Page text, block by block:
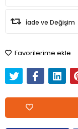
İade ve Değişim
Favorilerime ekle